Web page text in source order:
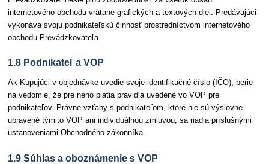
internetového obchodu vrátane grafických a textových diel. Predávajúci
vykonáva svoju podnikateľskú činnosť prostredníctvom internetového
obchodu Prevádzkovateľa.
1.8 Podnikateľ a VOP
Ak Kupujúci v objednávke uvedie svoje identifikačné číslo (IČO), berie
na vedomie, že pre neho platia pravidlá uvedené vo VOP pre
podnikateľov. Právne vzťahy s podnikateľom, ktoré nie sú výslovne
upravené týmito VOP ani individuálnou zmluvou, sa riadia príslušnými
ustanoveniami Obchodného zákonníka.
1.9 Súhlas a oboznámenie s VOP